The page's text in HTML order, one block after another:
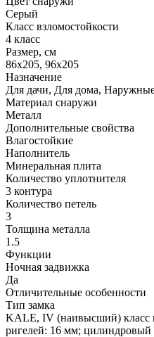
Серый
Класс взломостойкости
4 класс
Размер, cм
86x205, 96x205
Назначение
Для дачи, Для дома,
Материал снаружи
Металл
Дополнительные свойства
Влагостойкие
Наполнитель
Минеральная плита
Количество уплотнителя
3 контура
Количество петель
3
Толщина металла
1.5
Функции
Ночная задвижка
Да
Отличительные особенности
Тип замка
KALE, IV (наивысший) класс
ригелей: 16 мм; цилиндровый